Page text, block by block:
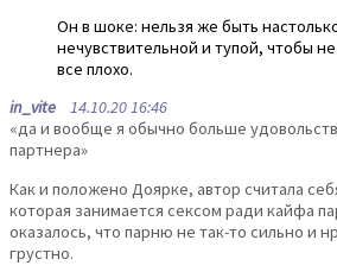
Он в шоке: нельзя же быть
нечувствительной и тупой, чтобы
все плохо.
in_vite 14.10.20 16:46
«да и вообще я обычно больше
партнера»
Как и положено Доярке, автор считала
которая занимается сексом ради кайфа
оказалось, что парню не так-то сильно и
грустно.